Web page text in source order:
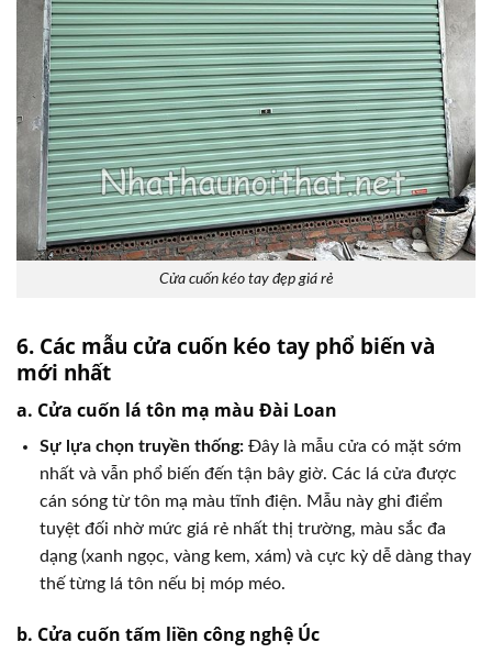
Cửa cuốn kéo tay đẹp giá rẻ
6. Các mẫu cửa cuốn kéo tay phổ biến và
mới nhất
a. Cửa cuốn lá tôn mạ màu Đài Loan
Sự lựa chọn truyền thống:Đây là mẫu cửa có mặt sớm
nhất và vẫn phổ biến đến tận bây giờ. Các lá cửa được
cán sóng từ tôn mạ màu tĩnh điện. Mẫu này ghi điểm
tuyệt đối nhờ mức giá rẻ nhất thị trường, màu sắc đa
dạng (xanh ngọc, vàng kem, xám) và cực kỳ dễ dàng thay
thế từng lá tôn nếu bị móp méo.
b. Cửa cuốn tấm liền công nghệ Úc